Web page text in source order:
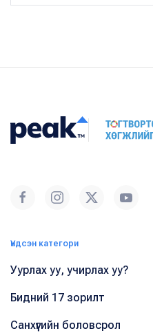
Үндсэн категори
Уурлах уу, учирлах уу?
Бидний 17 зорилт
Санхүүгийн боловсрол